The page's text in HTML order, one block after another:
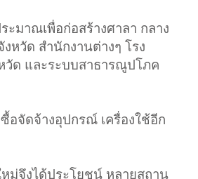
ะมาณเพื่อก่อสร้างศาลา กลาง
หวัด สำนักงานต่างๆ โรง
วัด และระบบสาธารณูปโภค
อจัดจ้างอุปกรณ์ เครื่องใช้อีก
หม่จึงได้ประโยชน์ หลายสถาน